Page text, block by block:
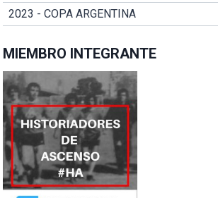
2023 - COPA ARGENTINA
MIEMBRO INTEGRANTE